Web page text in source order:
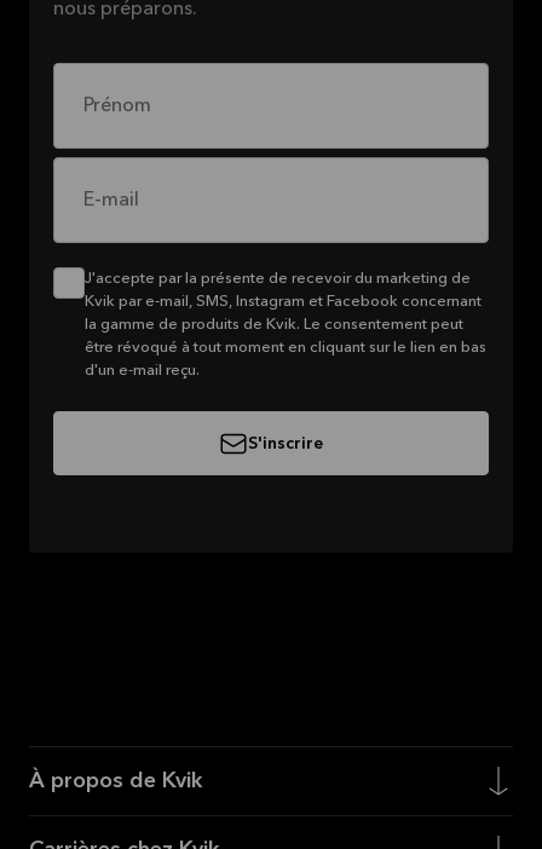
nous préparons.
Prénom
E-mail
J'accepte par la présente de recevoir du marketing de
Kvik par e-mail, SMS, Instagram et Facebook concernant
la gamme de produits de Kvik. Le consentement peut
être révoqué à tout moment en cliquant sur le lien en bas
d'un e-mail reçu.
S'inscrire
À propos de Kvik